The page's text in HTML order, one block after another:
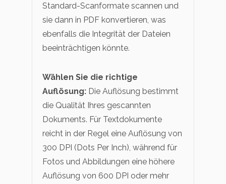
Standard-Scanformate scannen und
sie dann in PDF konvertieren, was
ebenfalls die Integrität der Dateien
beeinträchtigen könnte.
Wählen Sie die richtige
Auflösung: Die Auflösung bestimmt
die Qualität Ihres gescannten
Dokuments. Für Textdokumente
reicht in der Regel eine Auflösung von
300 DPI (Dots Per Inch), während für
Fotos und Abbildungen eine höhere
Auflösung von 600 DPI oder mehr